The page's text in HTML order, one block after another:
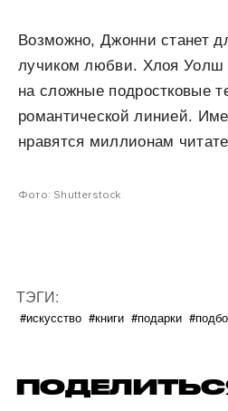
Возможно, Джонни станет
лучиком любви. Хлоя Уолш
на сложные подростковые
романтической линией.
нравятся миллионам
Фото: Shutterstock
ТЭГИ:
#искусство #книги #подарки